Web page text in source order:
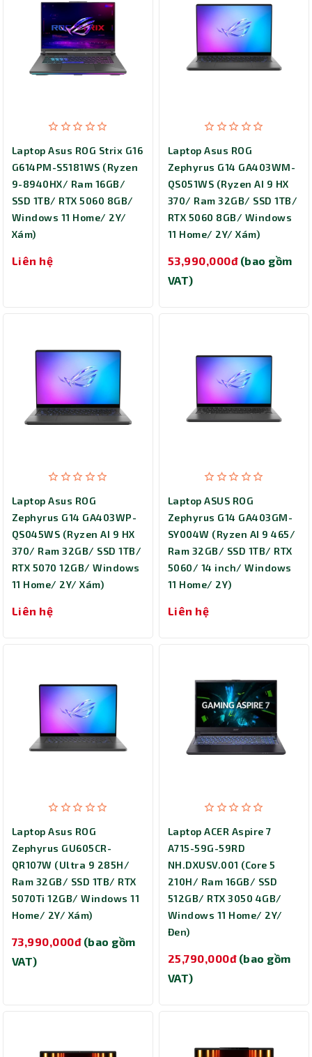
Laptop Asus ROG Strix G16
G614PM-S5181WS (Ryzen
9-8940HX/ Ram 16GB/
SSD 1TB/ RTX 5060 8GB/
Windows 11 Home/ 2Y/
Xám)
Liên hệ
Laptop Asus ROG
Zephyrus G14 GA403WM-
QS051WS (Ryzen AI 9 HX
370/ Ram 32GB/ SSD 1TB/
RTX 5060 8GB/ Windows
11 Home/ 2Y/ Xám)
53,990,000đ (bao gồm
VAT)
Laptop Asus ROG
Zephyrus G14 GA403WP-
QS045WS (Ryzen AI 9 HX
370/ Ram 32GB/ SSD 1TB/
RTX 5070 12GB/ Windows
11 Home/ 2Y/ Xám)
Liên hệ
Laptop ASUS ROG
Zephyrus G14 GA403GM-
SY004W (Ryzen AI 9 465/
Ram 32GB/ SSD 1TB/ RTX
5060/ 14 inch/ Windows
11 Home/ 2Y)
Liên hệ
Laptop Asus ROG
Zephyrus GU605CR-
QR107W (Ultra 9 285H/
Ram 32GB/ SSD 1TB/ RTX
5070Ti 12GB/ Windows 11
Home/ 2Y/ Xám)
73,990,000đ (bao gồm
VAT)
Laptop ACER Aspire 7
A715-59G-59RD
NH.DXUSV.001 (Core 5
210H/ Ram 16GB/ SSD
512GB/ RTX 3050 4GB/
Windows 11 Home/ 2Y/
Đen)
25,790,000đ (bao gồm
VAT)